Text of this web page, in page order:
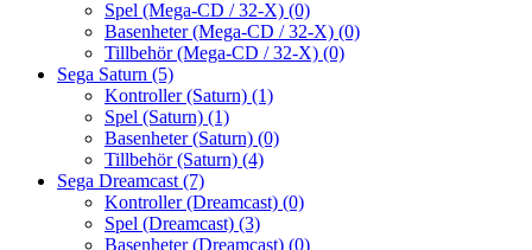
Spel (Mega-CD / 32-X) (0)
Basenheter (Mega-CD / 32-X) (0)
Tillbehör (Mega-CD / 32-X) (0)
Sega Saturn (5)
Kontroller (Saturn) (1)
Spel (Saturn) (1)
Basenheter (Saturn) (0)
Tillbehör (Saturn) (4)
Sega Dreamcast (7)
Kontroller (Dreamcast) (0)
Spel (Dreamcast) (3)
Basenheter (Dreamcast) (0)